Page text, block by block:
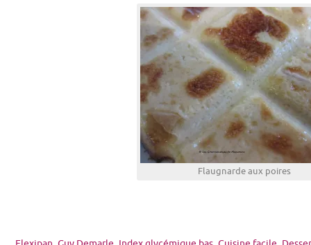
Flaugnarde aux poires